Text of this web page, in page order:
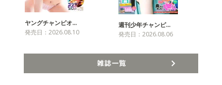
ヤングチャンピオ…
発売日：2026.08.10
週刊少年チャンピ…
発売日：2026.08.06